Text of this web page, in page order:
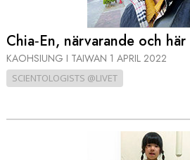
Chia‑En, närvarande och här
KAOHSIUNG I TAIWAN 1 APRIL 2022
SCIENTOLOGISTS @LIVET